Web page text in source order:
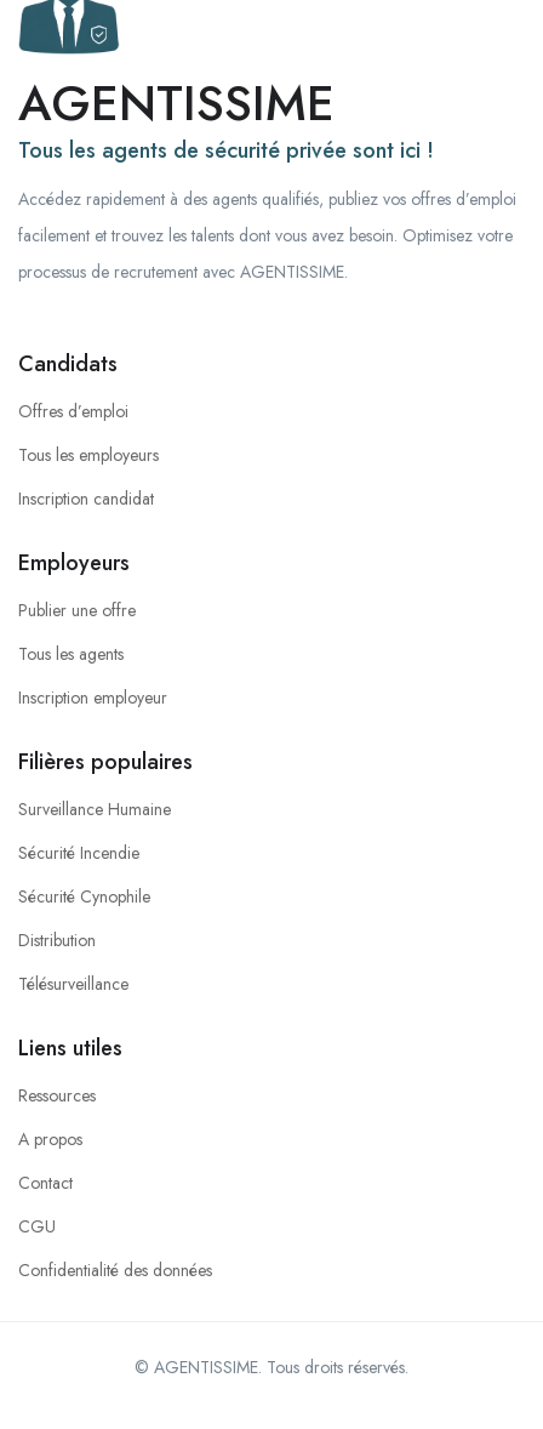
AGENTISSIME
Tous les agents de sécurité privée sont ici !
Accédez rapidement à des agents qualifiés, publiez vos offres d’emploi
facilement et trouvez les talents dont vous avez besoin. Optimisez votre
processus de recrutement avec AGENTISSIME.
Candidats
Offres d’emploi
Tous les employeurs
Inscription candidat
Employeurs
Publier une offre
Tous les agents
Inscription employeur
Filières populaires
Surveillance Humaine
Sécurité Incendie
Sécurité Cynophile
Distribution
Télésurveillance
Liens utiles
Ressources
A propos
Contact
CGU
Confidentialité des données
© AGENTISSIME. Tous droits réservés.